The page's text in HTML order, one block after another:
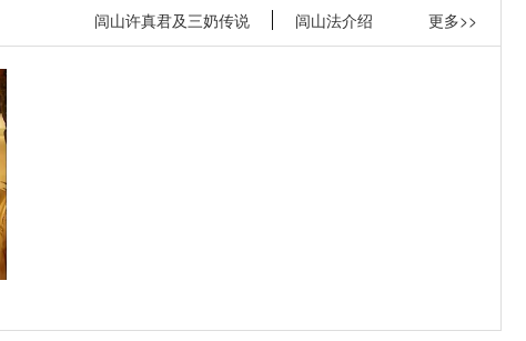
更多>>
闾山许真君及三奶传说 闾山法介绍